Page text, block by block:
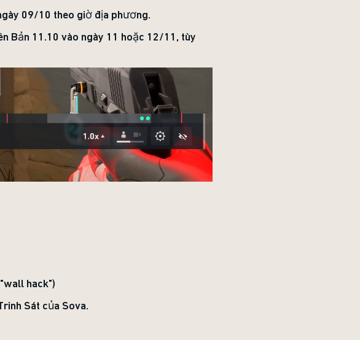
09/10 theo giờ địa phương.
Bản 11.10 vào ngày 11 hoặc 12/11, tùy
hack")
Sát của Sova.